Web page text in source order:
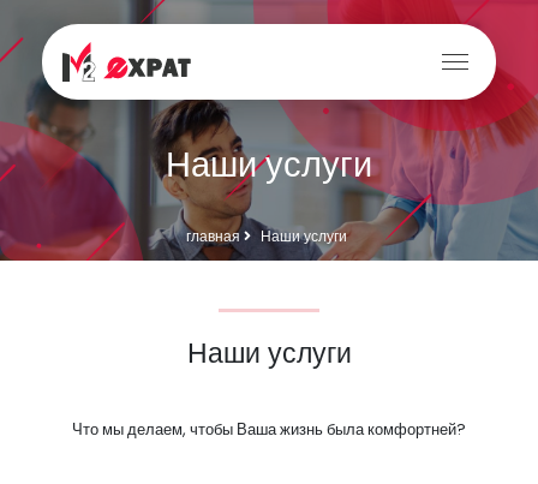
Наши услуги
главная Наши услуги
Наши услуги
Что мы делаем, чтобы Ваша жизнь была комфортней?